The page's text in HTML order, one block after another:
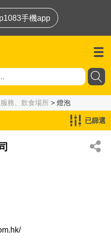
手機app
務、飲食場所 > 燈泡
已篩選